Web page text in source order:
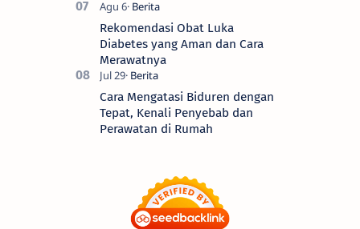
Rekomendasi Obat Luka
Diabetes yang Aman dan Cara
Merawatnya
Cara Mengatasi Biduren dengan
Tepat, Kenali Penyebab dan
Perawatan di Rumah